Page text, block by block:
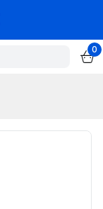
0